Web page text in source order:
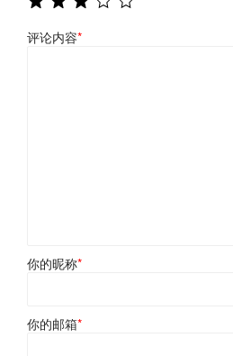
评论内容*
你的昵称*
你的邮箱*